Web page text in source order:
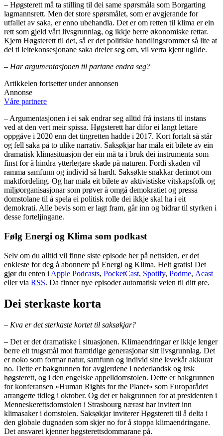
– Høgsterett må ta stilling til dei same spørsmåla som Borgarting
lagmannsrett. Men det store spørsmålet, som er avgjerande for
utfallet av saka, er enno ubehandla. Det er om retten til klima er ein
rett som gjeld vårt livsgrunnlag, og ikkje berre økonomiske rettar.
Kjem Høgsterett til det, så er det politiske handlingsrommet så lite at
dei ti leitekonsesjonane saka dreier seg om, vil verta kjent ugilde.
– Har argumentasjonen til partane endra seg?
Artikkelen fortsetter under annonsen
Annonse
Våre partnere
– Argumentasjonen i ei sak endrar seg alltid frå instans til instans
ved at den vert meir spissa. Høgsterett har difor ei langt lettare
oppgåve i 2020 enn det tingretten hadde i 2017. Kort fortalt så står
og fell saka på to ulike narrativ. Saksøkjar har måla eit bilete av ein
dramatisk klimasituasjon der ein må ta i bruk dei instrumenta som
finst for å hindra ytterlegare skade på naturen. Fordi skaden vil
ramma samfunn og individ så hardt. Saksøkte snakkar derimot om
maktfordeling. Og har måla eit bilete av aktivistiske vitskapsfolk og
miljøorganisasjonar som prøver å omgå demokratiet og pressa
domstolane til å spela ei politisk rolle dei ikkje skal ha i eit
demokrati. Alle bevis som er lagt fram, går inn og bidrar til styrken i
desse forteljingane.
Følg Energi og Klima som podkast
Selv om du alltid vil finne siste episode her på nettsiden, er det
enkleste for deg å abonnere på Energi og Klima. Helt gratis! Det
gjør du enten i Apple Podcasts, PocketCast, Spotify, Podme, Acast
eller via RSS. Da finner nye episoder automatisk veien til ditt øre.
Dei sterkaste korta
– Kva er det sterkaste kortet til saksøkjar?
– Det er det dramatiske i situasjonen. Klimaendringar er ikkje lenger
berre eit trugsmål mot framtidige generasjonar sitt livsgrunnlag. Det
er noko som formar natur, samfunn og individ sine levekår akkurat
no. Dette er bakgrunnen for avgjerdene i nederlandsk og irsk
høgsterett, og i den engelske appelldomstolen. Dette er bakgrunnen
for konferansen «Human Rights for the Planet» som Europarådet
arrangerte tidleg i oktober. Og det er bakgrunnen for at presidenten i
Menneskerettsdomstolen i Strasbourg nærast har invitert inn
klimasaker i domstolen. Saksøkjar inviterer Høgsterett til å delta i
den globale dugnaden som skjer no for å stoppa klimaendringane.
Det ansvaret kjenner høgsterettsdommarane på.